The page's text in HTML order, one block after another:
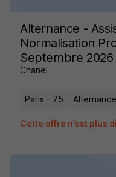
Alternance -
Normalisation
Septembre 2026
Chanel
Paris - 75 Alternance
Cette offre n’est plus